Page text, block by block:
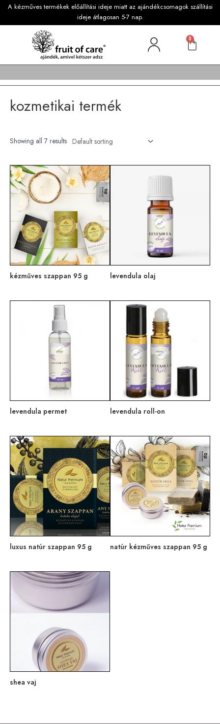
A kézműves termékek előállítási ideje miatt az ajándékcsomagok szállítási
ideje átlagosan 5-7 nap.
0
kozmetikai termék
Showing all 7 results
kézműves szappan 95 g levendula olaj
levendula permet levendula roll-on
luxus natúr szappan 95 g natúr kézműves szappan 95 g
shea vaj